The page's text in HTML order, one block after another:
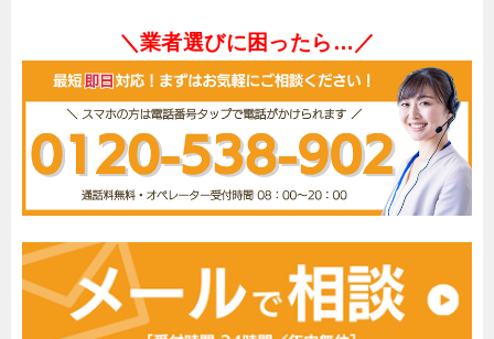
＼業者選びに困ったら…／